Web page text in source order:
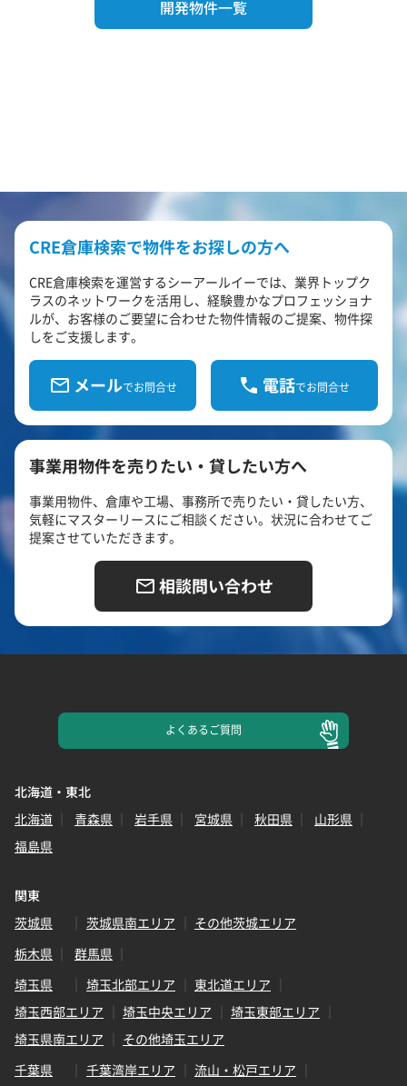
開発物件一覧
CRE倉庫検索で物件をお探しの方へ
CRE倉庫検索を運営するシーアールイーでは、業界トップク
ラスのネットワークを活用し、経験豊かなプロフェッショナ
ルが、お客様のご要望に合わせた物件情報のご提案、物件探
しをご支援します。
メールでお問合せ 電話でお問合せ
事業用物件を売りたい・貸したい方へ
事業用物件、倉庫や工場、事務所で売りたい・貸したい方、
気軽にマスターリースにご相談ください。状況に合わせてご
提案させていただきます。
相談問い合わせ
よくあるご質問
北海道・東北
北海道
青森県 岩手県 宮城県 秋田県
山形県
福島県
関東
茨城県
茨城県南エリア
その他茨城エリア
栃木県
群馬県
埼玉県
埼玉北部エリア
東北道エリア
埼玉西部エリア
埼玉中央エリア
埼玉東部エリア
埼玉県南エリア
その他埼玉エリア
千葉県
千葉湾岸エリア
流山・松戸エリア